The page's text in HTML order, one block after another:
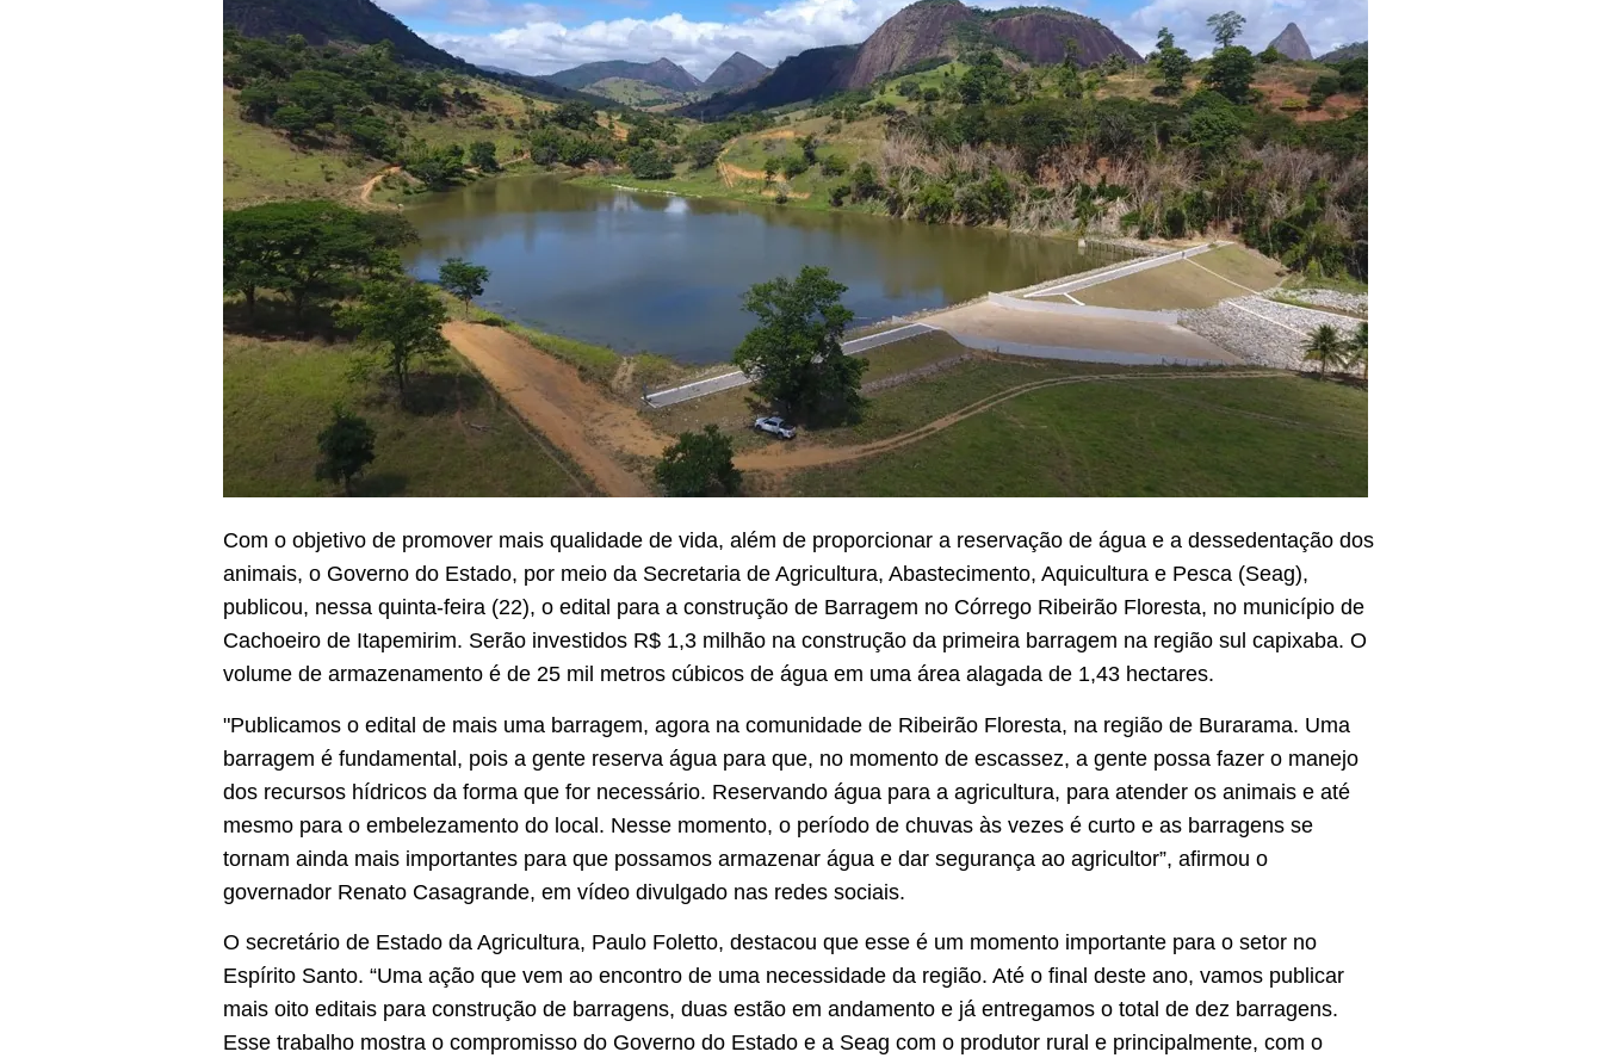
Com o objetivo de promover mais qualidade de vida, além de proporcionar a reservação de água e a dessedentação dos
animais, o Governo do Estado, por meio da Secretaria de Agricultura, Abastecimento, Aquicultura e Pesca (Seag),
publicou, nessa quinta-feira (22), o edital para a construção de Barragem no Córrego Ribeirão Floresta, no município de
Cachoeiro de Itapemirim. Serão investidos R$ 1,3 milhão na construção da primeira barragem na região sul capixaba. O
volume de armazenamento é de 25 mil metros cúbicos de água em uma área alagada de 1,43 hectares.
"Publicamos o edital de mais uma barragem, agora na comunidade de Ribeirão Floresta, na região de Burarama. Uma
barragem é fundamental, pois a gente reserva água para que, no momento de escassez, a gente possa fazer o manejo
dos recursos hídricos da forma que for necessário. Reservando água para a agricultura, para atender os animais e até
mesmo para o embelezamento do local. Nesse momento, o período de chuvas às vezes é curto e as barragens se
tornam ainda mais importantes para que possamos armazenar água e dar segurança ao agricultor”, afirmou o
governador Renato Casagrande, em vídeo divulgado nas redes sociais.
O secretário de Estado da Agricultura, Paulo Foletto, destacou que esse é um momento importante para o setor no
Espírito Santo. “Uma ação que vem ao encontro de uma necessidade da região. Até o final deste ano, vamos publicar
mais oito editais para construção de barragens, duas estão em andamento e já entregamos o total de dez barragens.
Esse trabalho mostra o compromisso do Governo do Estado e a Seag com o produtor rural e principalmente, com o